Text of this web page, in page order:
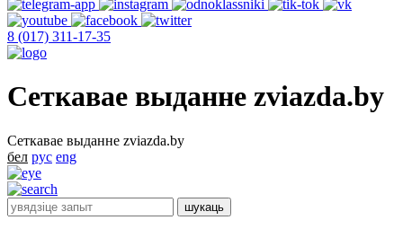
8 (017) 311-17-35
Сеткавае выданне zviazda.by
Сеткавае выданне zviazda.by
бел рус eng